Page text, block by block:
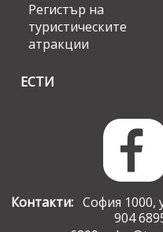
Регистър на
туристическите
атракции
ЕСТИ
Контакти:София 1000,
904